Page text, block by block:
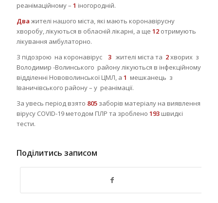
реанімаційному – 1 іногородній.
Два жителі нашого міста, які мають коронавірусну
хворобу, лікуються в обласній лікарні, а ще 12отримують
лікування амбулаторно.
З підозрою на коронавірус 3жителі міста та 2хворих з
Володимир -Волинського району лікуються в інфекційному
відділенні Нововолинської ЦМЛ, а 1 мешканець з
Іваничівського району – у реанімації.
За увесь період взято 805заборів матеріалу на виявлення
вірусу COVID-19 методом ПЛР та зроблено 193 швидкі
тести.
Поділитись записом